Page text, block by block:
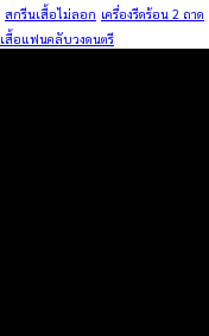
สกรีนเสื้อไม่ลอก เครื่องรีดร้อน 2 ถาด
เสื้อแฟนคลับวงดนตรี